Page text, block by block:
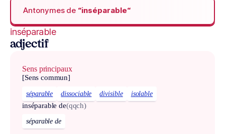
Antonymes de “inséparable“
inséparable
adjectif
Sens principaux
[Sens commun]
séparable dissociable divisible isolable
inséparable de(qqch)
séparable de